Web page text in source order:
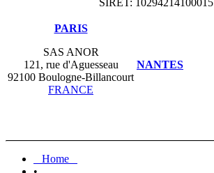
​PARIS
SAS ANOR
121, rue d'Aguesseau
92100 Boulogne-Billancourt
FRANCE
NANTES
Home